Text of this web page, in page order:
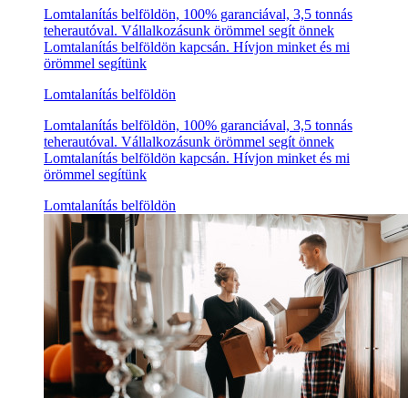
Lomtalanítás belföldön, 100% garanciával, 3,5 tonnás
teherautóval. Vállalkozásunk örömmel segít önnek
Lomtalanítás belföldön kapcsán. Hívjon minket és mi
örömmel segítünk
Lomtalanítás belföldön
Lomtalanítás belföldön, 100% garanciával, 3,5 tonnás
teherautóval. Vállalkozásunk örömmel segít önnek
Lomtalanítás belföldön kapcsán. Hívjon minket és mi
örömmel segítünk
Lomtalanítás belföldön